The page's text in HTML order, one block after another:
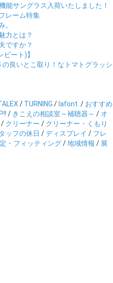
能サングラス入荷いたしました！
レーム特集
。
力とは？
ですか？
ート)】
の良いとこ取り！なトマトグラッシ
/ TURNING / lafont. / おすすめ
/ きこえの相談室～補聴器～ / オ
/ クリーナー / クリーナー・くもり
ッフの休日 /ディスプレイ / フレ
・フィッティング/地域情報 / 展